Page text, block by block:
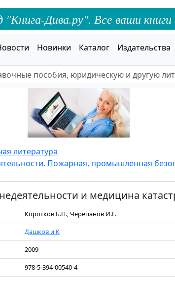
Дива.ру". Все ваши книги
Новинки Каталог Издательства
литература
Пожарная, промышленная
и медицина
Коротков Б.П., Черепанов И.Г.
Дашков и К
2009
978-5-394-00540-4